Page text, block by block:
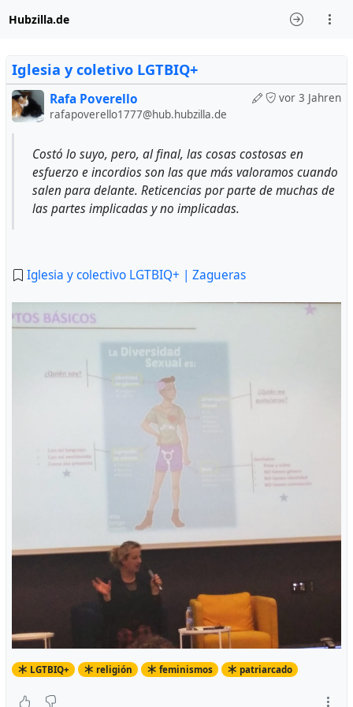
Hubzilla.de
Iglesia y coletivo LGTBIQ+
vor 3 Jahren
Rafa Poverello
rafapoverello1777@hub.hubzilla.de
Costó lo suyo, pero, al final, las cosas costosas en
esfuerzo e incordios son las que más valoramos cuando
salen para delante. Reticencias por parte de muchas de
las partes implicadas y no implicadas.
Iglesia y colectivo LGTBIQ+ | Zagueras
LGTBIQ+ religión feminismos patriarcado